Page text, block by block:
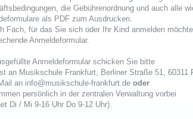
die Gebührenordnung und auch alle
als PDF zum Ausdrucken.
Fach, für das Sie sich oder Ihr Kind anmelden
Anmeldeformular.
Anmeldeformular schicken Sie bitte
an Musikschule Frankfurt, Berliner Straße 51, 60311
an info@musikschule-frankfurt.de oder
persönlich in der zentralen Verwaltung vorbei
Di / Mi 9-16 Uhr Do 9-12 Uhr).